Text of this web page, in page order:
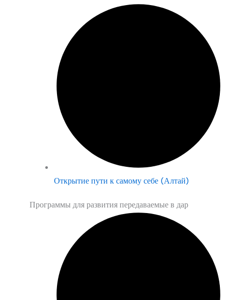
Открытие пути к самому себе (Алтай)
Программы для развития передаваемые в дар